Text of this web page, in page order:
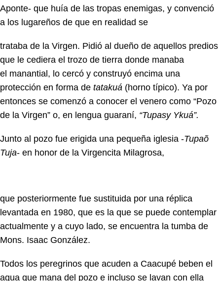
Aponte- que huía de las tropas enemigas, y convenció
a los lugareños de que en realidad se
trataba de la Virgen. Pidió al dueño de aquellos predios
que le cediera el trozo de tierra donde manaba
el manantial, lo cercó y construyó encima una
protección en forma de tatakuá (horno típico). Ya por
entonces se comenzó a conocer el venero como “Pozo
de la Virgen” o, en lengua guaraní, “Tupasy Ykuá”.
Junto al pozo fue erigida una pequeña iglesia -Tupaõ
Tuja- en honor de la Virgencita Milagrosa,
que posteriormente fue sustituida por una réplica
levantada en 1980, que es la que se puede contemplar
actualmente y a cuyo lado, se encuentra la tumba de
Mons. Isaac González.
Todos los peregrinos que acuden a Caacupé beben el
agua que mana del pozo e incluso se lavan con ella